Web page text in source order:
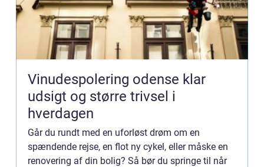
Vinudespolering odense klar
udsigt og større trivsel i
hverdagen
Går du rundt med en uforløst drøm om en
spændende rejse, en flot ny cykel, eller måske en
renovering af din bolig? Så bør du springe til når